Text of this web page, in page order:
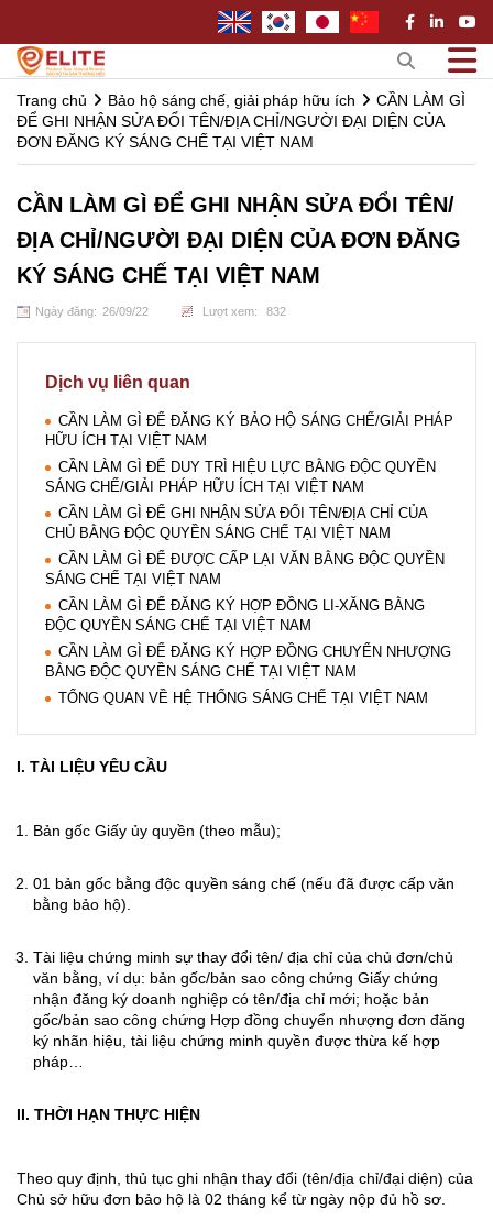
Trang chủ Bảo hộ sáng chế, giải pháp hữu ích
CẦN LÀM GÌ
ĐỂ GHI NHẬN SỬA ĐỔI TÊN/ĐỊA CHỈ/NGƯỜI ĐẠI DIỆN CỦA
ĐƠN ĐĂNG KÝ SÁNG CHẾ TẠI VIỆT NAM
CẦN LÀM GÌ ĐỂ GHI NHẬN SỬA ĐỔI TÊN/
ĐỊA CHỈ/NGƯỜI ĐẠI DIỆN CỦA ĐƠN ĐĂNG
KÝ SÁNG CHẾ TẠI VIỆT NAM
Ngày đăng: 26/09/22 Lượt xem: 832
Dịch vụ liên quan
CẦN LÀM GÌ ĐỂ ĐĂNG KÝ BẢO HỘ SÁNG CHẾ/GIẢI PHÁP
HỮU ÍCH TẠI VIỆT NAM
CẦN LÀM GÌ ĐỂ DUY TRÌ HIỆU LỰC BẰNG ĐỘC QUYỀN
SÁNG CHẾ/GIẢI PHÁP HỮU ÍCH TẠI VIỆT NAM
CẦN LÀM GÌ ĐỂ GHI NHẬN SỬA ĐỔI TÊN/ĐỊA CHỈ CỦA
CHỦ BẰNG ĐỘC QUYỀN SÁNG CHẾ TẠI VIỆT NAM
CẦN LÀM GÌ ĐỂ ĐƯỢC CẤP LẠI VĂN BẰNG ĐỘC QUYỀN
SÁNG CHẾ TẠI VIỆT NAM
CẦN LÀM GÌ ĐỂ ĐĂNG KÝ HỢP ĐỒNG LI-XĂNG BẰNG
ĐỘC QUYỀN SÁNG CHẾ TẠI VIỆT NAM
CẦN LÀM GÌ ĐỂ ĐĂNG KÝ HỢP ĐỒNG CHUYỂN NHƯỢNG
BẰNG ĐỘC QUYỀN SÁNG CHẾ TẠI VIỆT NAM
TỔNG QUAN VỀ HỆ THỐNG SÁNG CHẾ TẠI VIỆT NAM
I. TÀI LIỆU YÊU CẦU
Bản gốc Giấy ủy quyền (theo mẫu);
01 bản gốc bằng độc quyền sáng chế (nếu đã được cấp văn
bằng bảo hộ).
Tài liệu chứng minh sự thay đổi tên/ địa chỉ của chủ đơn/chủ
văn bằng, ví dụ: bản gốc/bản sao công chứng Giấy chứng
nhận đăng ký doanh nghiệp có tên/địa chỉ mới; hoặc bản
gốc/bản sao công chứng Hợp đồng chuyển nhượng đơn đăng
ký nhãn hiệu, tài liệu chứng minh quyền được thừa kế hợp
pháp…
II. THỜI HẠN THỰC HIỆN
Theo quy định, thủ tục ghi nhận thay đổi (tên/địa chỉ/đại diện) của
Chủ sở hữu đơn bảo hộ là 02 tháng kể từ ngày nộp đủ hồ sơ.